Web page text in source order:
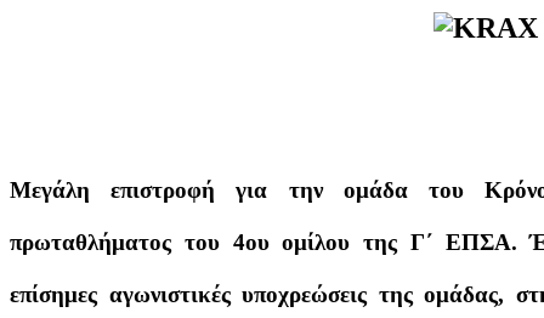
Μεγάλη επιστροφή για την ομάδα του
πρωταθλήματος του 4ου ομίλου της Γ΄ ΕΠΣΑ.
επίσημες αγωνιστικές υποχρεώσεις της ομάδας,